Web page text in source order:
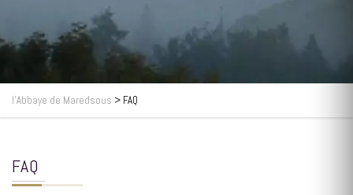
l’Abbaye de Maredsous > FAQ
FAQ